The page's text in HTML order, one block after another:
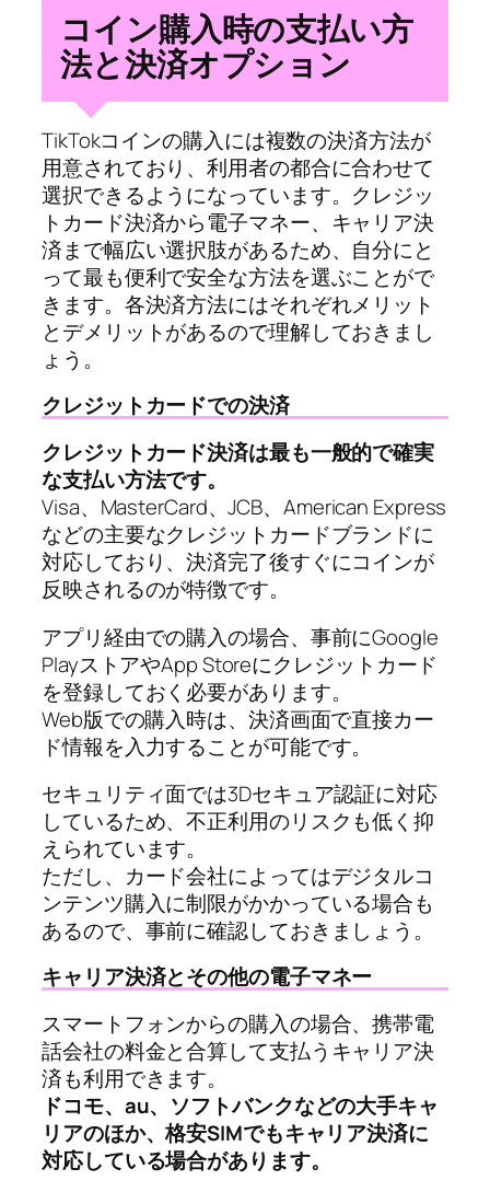
コイン購入時の支払い方
法と決済オプション
TikTokコインの購入には複数の決済方法が
用意されており、利用者の都合に合わせて
選択できるようになっています。クレジッ
トカード決済から電子マネー、キャリア決
済まで幅広い選択肢があるため、自分にと
って最も便利で安全な方法を選ぶことがで
きます。各決済方法にはそれぞれメリット
とデメリットがあるので理解しておきまし
ょう。
クレジットカードでの決済
クレジットカード決済は最も一般的で確実
な支払い方法です。
Visa、MasterCard、JCB、American Express
などの主要なクレジットカードブランドに
対応しており、決済完了後すぐにコインが
反映されるのが特徴です。
アプリ経由での購入の場合、事前にGoogle
PlayストアやApp Storeにクレジットカード
を登録しておく必要があります。
Web版での購入時は、決済画面で直接カー
ド情報を入力することが可能です。
セキュリティ面では3Dセキュア認証に対応
しているため、不正利用のリスクも低く抑
えられています。
ただし、カード会社によってはデジタルコ
ンテンツ購入に制限がかかっている場合も
あるので、事前に確認しておきましょう。
キャリア決済とその他の電子マネー
スマートフォンからの購入の場合、携帯電
話会社の料金と合算して支払うキャリア決
済も利用できます。
ドコモ、au、ソフトバンクなどの大手キャ
リアのほか、格安SIMでもキャリア決済に
対応している場合があります。